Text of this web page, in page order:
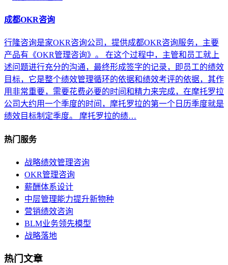
成都OKR咨询
行隆咨询是家OKR咨询公司，提供成都OKR咨询服务，主要
产品有《OKR管理咨询》。 在这个过程中，主管和员工就上
述问题进行充分的沟通，最终形成签字的记录，即员工的绩效
目标，它是整个绩效管理循环的依据和绩效考评的依据，其作
用非常重要，需要花费必要的时间和精力来完成，在摩托罗拉
公司大约用一个季度的时间，摩托罗拉的第一个日历季度就是
绩效目标制定季度。 摩托罗拉的绩…
热门服务
战略绩效管理咨询
OKR管理咨询
薪酬体系设计
中层管理能力提升新物种
营销绩效咨询
BLM业务领先模型
战略落地
热门文章